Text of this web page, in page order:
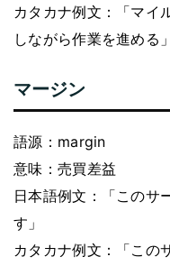
カタカナ例文：「マイ
しながら作業を進める」
マージン
語源：margin
意味：売買差益
日本語例文：「このサ
す」
カタカナ例文：「この